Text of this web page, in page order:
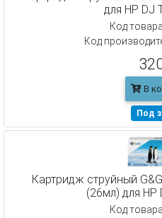
для HP DJ
Код
Код
В
Под
Картридж струйный
(26мл) для HP
Код